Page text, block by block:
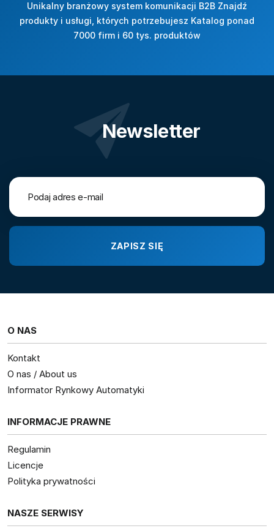
Unikalny branżowy system komunikacji B2B Znajdź
produkty i usługi, których potrzebujesz Katalog ponad
7000 firm i 60 tys. produktów
Newsletter
O NAS
Kontakt
O nas / About us
Informator Rynkowy Automatyki
INFORMACJE PRAWNE
Regulamin
Licencje
Polityka prywatności
NASZE SERWISY